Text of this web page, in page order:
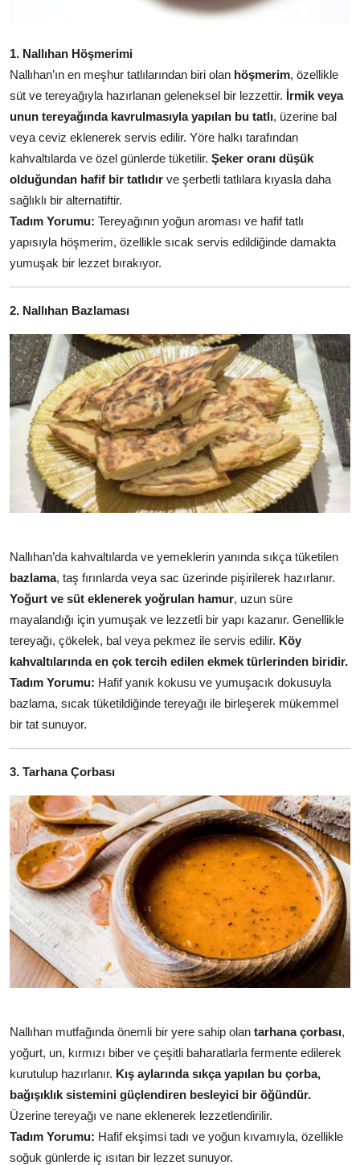
Mutfak Sırları & Teknikler
Gıda Sözlüğü & Nedir?
Yemek Tarifleri & Menüler
1. Nallıhan Höşmerimi
Nallıhan’ın en meşhur tatlılarından biri olan höşmerim, özellikle
süt ve tereyağıyla hazırlanan geleneksel bir lezzettir. İrmik veya
unun tereyağında kavrulmasıyla yapılan bu tatlı, üzerine bal
veya ceviz eklenerek servis edilir. Yöre halkı tarafından
kahvaltılarda ve özel günlerde tüketilir. Şeker oranı düşük
olduğundan hafif bir tatlıdır ve şerbetli tatlılara kıyasla daha
sağlıklı bir alternatiftir.
Tadım Yorumu: Tereyağının yoğun aroması ve hafif tatlı
yapısıyla höşmerim, özellikle sıcak servis edildiğinde damakta
yumuşak bir lezzet bırakıyor.
2. Nallıhan Bazlaması
Nallıhan’da kahvaltılarda ve yemeklerin yanında sıkça tüketilen
bazlama, taş fırınlarda veya sac üzerinde pişirilerek hazırlanır.
Yoğurt ve süt eklenerek yoğrulan hamur, uzun süre
mayalandığı için yumuşak ve lezzetli bir yapı kazanır. Genellikle
tereyağı, çökelek, bal veya pekmez ile servis edilir. Köy
kahvaltılarında en çok tercih edilen ekmek türlerinden biridir.
Tadım Yorumu: Hafif yanık kokusu ve yumuşacık dokusuyla
bazlama, sıcak tüketildiğinde tereyağı ile birleşerek mükemmel
bir tat sunuyor.
3. Tarhana Çorbası
Nallıhan mutfağında önemli bir yere sahip olan tarhana çorbası,
yoğurt, un, kırmızı biber ve çeşitli baharatlarla fermente edilerek
kurutulup hazırlanır. Kış aylarında sıkça yapılan bu çorba,
bağışıklık sistemini güçlendiren besleyici bir öğündür.
Üzerine tereyağı ve nane eklenerek lezzetlendirilir.
Tadım Yorumu: Hafif ekşimsi tadı ve yoğun kıvamıyla, özellikle
soğuk günlerde iç ısıtan bir lezzet sunuyor.